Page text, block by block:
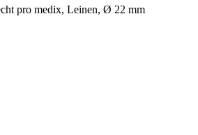
pro medix, Leinen, Ø 22 mm